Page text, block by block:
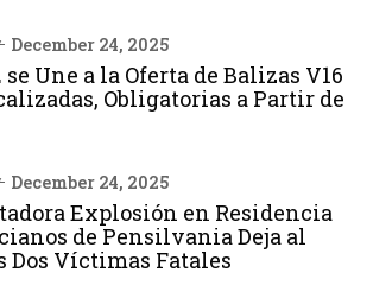
December 24, 2025
se Une a la Oferta de Balizas V16
Obligatorias a Partir de
December 24, 2025
Explosión en Residencia
de Pensilvania Deja al
Dos Víctimas Fatales